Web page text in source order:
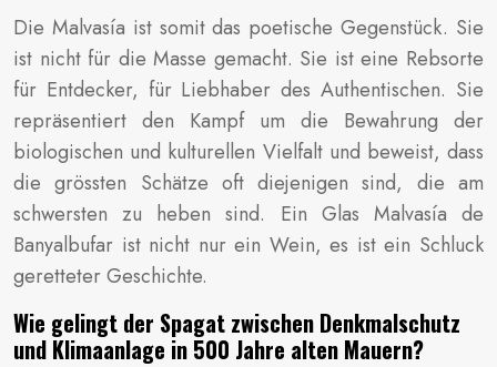
Die Malvasía ist somit das poetische Gegenstück. Sie
ist nicht für die Masse gemacht. Sie ist eine Rebsorte
für Entdecker, für Liebhaber des Authentischen. Sie
repräsentiert den Kampf um die Bewahrung der
biologischen und kulturellen Vielfalt und beweist, dass
die grössten Schätze oft diejenigen sind, die am
schwersten zu heben sind. Ein Glas Malvasía de
Banyalbufar ist nicht nur ein Wein, es ist ein Schluck
geretteter Geschichte.
Wie gelingt der Spagat zwischen Denkmalschutz
und Klimaanlage in 500 Jahre alten Mauern?